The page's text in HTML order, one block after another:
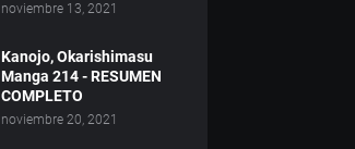
noviembre 13, 2021
Kanojo, Okarishimasu
Manga 214 - RESUMEN
COMPLETO
noviembre 20, 2021